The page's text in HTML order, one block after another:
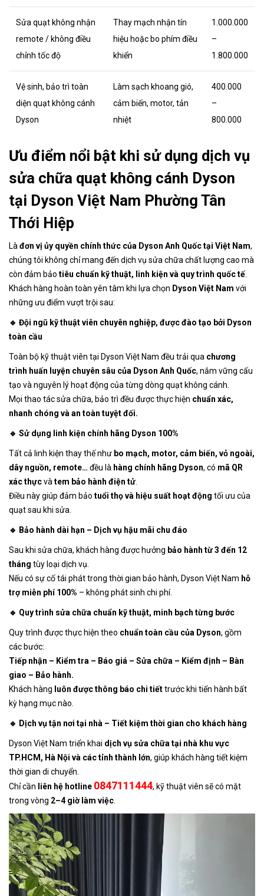
Sửa quạt không nhận
remote / không điều
chỉnh tốc độ
Thay mạch nhận tín
hiệu hoặc bo phím điều
khiển
1.000.000
–
1.800.000
Vệ sinh, bảo trì toàn
diện quạt không cánh
Dyson
Làm sạch khoang gió,
cảm biến, motor, tản
nhiệt
400.000
–
800.000
Ưu điểm nổi bật khi sử dụng dịch vụ
sửa chữa quạt không cánh Dyson
tại Dyson Việt Nam Phường Tân
Thới Hiệp
Là đơn vị ủy quyền chính thức của Dyson Anh Quốc tại Việt Nam,
chúng tôi không chỉ mang đến dịch vụ sửa chữa chất lượng cao mà
còn đảm bảo tiêu chuẩn kỹ thuật, linh kiện và quy trình quốc tế
Khách hàng hoàn toàn yên tâm khi lựa chọn Dyson Việt Nam với
những ưu điểm vượt trội sau:
🔹 Đội ngũ kỹ thuật viên chuyên nghiệp, được đào tạo bởi Dyson
toàn cầu
Toàn bộ kỹ thuật viên tại Dyson Việt Nam đều trải qua chương
trình huấn luyện chuyên sâu của Dyson Anh Quốc, nắm vững cấu
tạo và nguyên lý hoạt động của từng dòng quạt không cánh.
Mọi thao tác sửa chữa, bảo trì đều được thực hiện chuẩn xác,
nhanh chóng và an toàn tuyệt đối.
🔹 Sử dụng linh kiện chính hãng Dyson 100%
Tất cả linh kiện thay thế như bo mạch, motor, cảm biến, vỏ ngoài,
dây nguồn, remote… đều là hàng chính hãng Dyson, có mã QR
xác thựcvà tem bảo hành điện tử
Điều này giúp đảm bảo tuổi thọ và hiệu suất hoạt động tối ưu của
quạt sau khi sửa.
🔹 Bảo hành dài hạn – Dịch vụ hậu mãi chu đáo
Sau khi sửa chữa, khách hàng được hưởng bảo hành từ 3 đến 12
tháng tùy loại dịch vụ.
Nếu có sự cố tái phát trong thời gian bảo hành, Dyson Việt Nam hỗ
trợ miễn phí 100% – không phát sinh chi phí.
🔹 Quy trình sửa chữa chuẩn kỹ thuật, minh bạch từng bước
Quy trình được thực hiện theo chuẩn toàn cầu của Dyson, gồm
các bước:
Tiếp nhận – Kiểm tra – Báo giá – Sửa chữa – Kiểm định – Bàn
giao – Bảo hành.
Khách hàng luôn được thông báo chi tiếttrước khi tiến hành bất
kỳ hạng mục nào.
🔹 Dịch vụ tận nơi tại nhà – Tiết kiệm thời gian cho khách hàng
Dyson Việt Nam triển khai dịch vụ sửa chữa tại nhà khu vực
TP.HCM, Hà Nội và các tỉnh thành lớn, giúp khách hàng tiết kiệm
thời gian di chuyển.
Chỉ cần liên hệ hotline 0847111444, kỹ thuật viên sẽ có mặt
trong vòng 2–4 giờ làm việc